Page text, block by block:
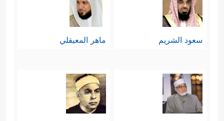
سعود الشريم ماهر المعيقلي